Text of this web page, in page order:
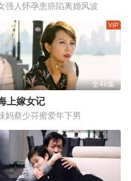
强人怀孕患癌陷离婚风波
全46集
上嫁女记
妈蔡少芬蜜爱年下男